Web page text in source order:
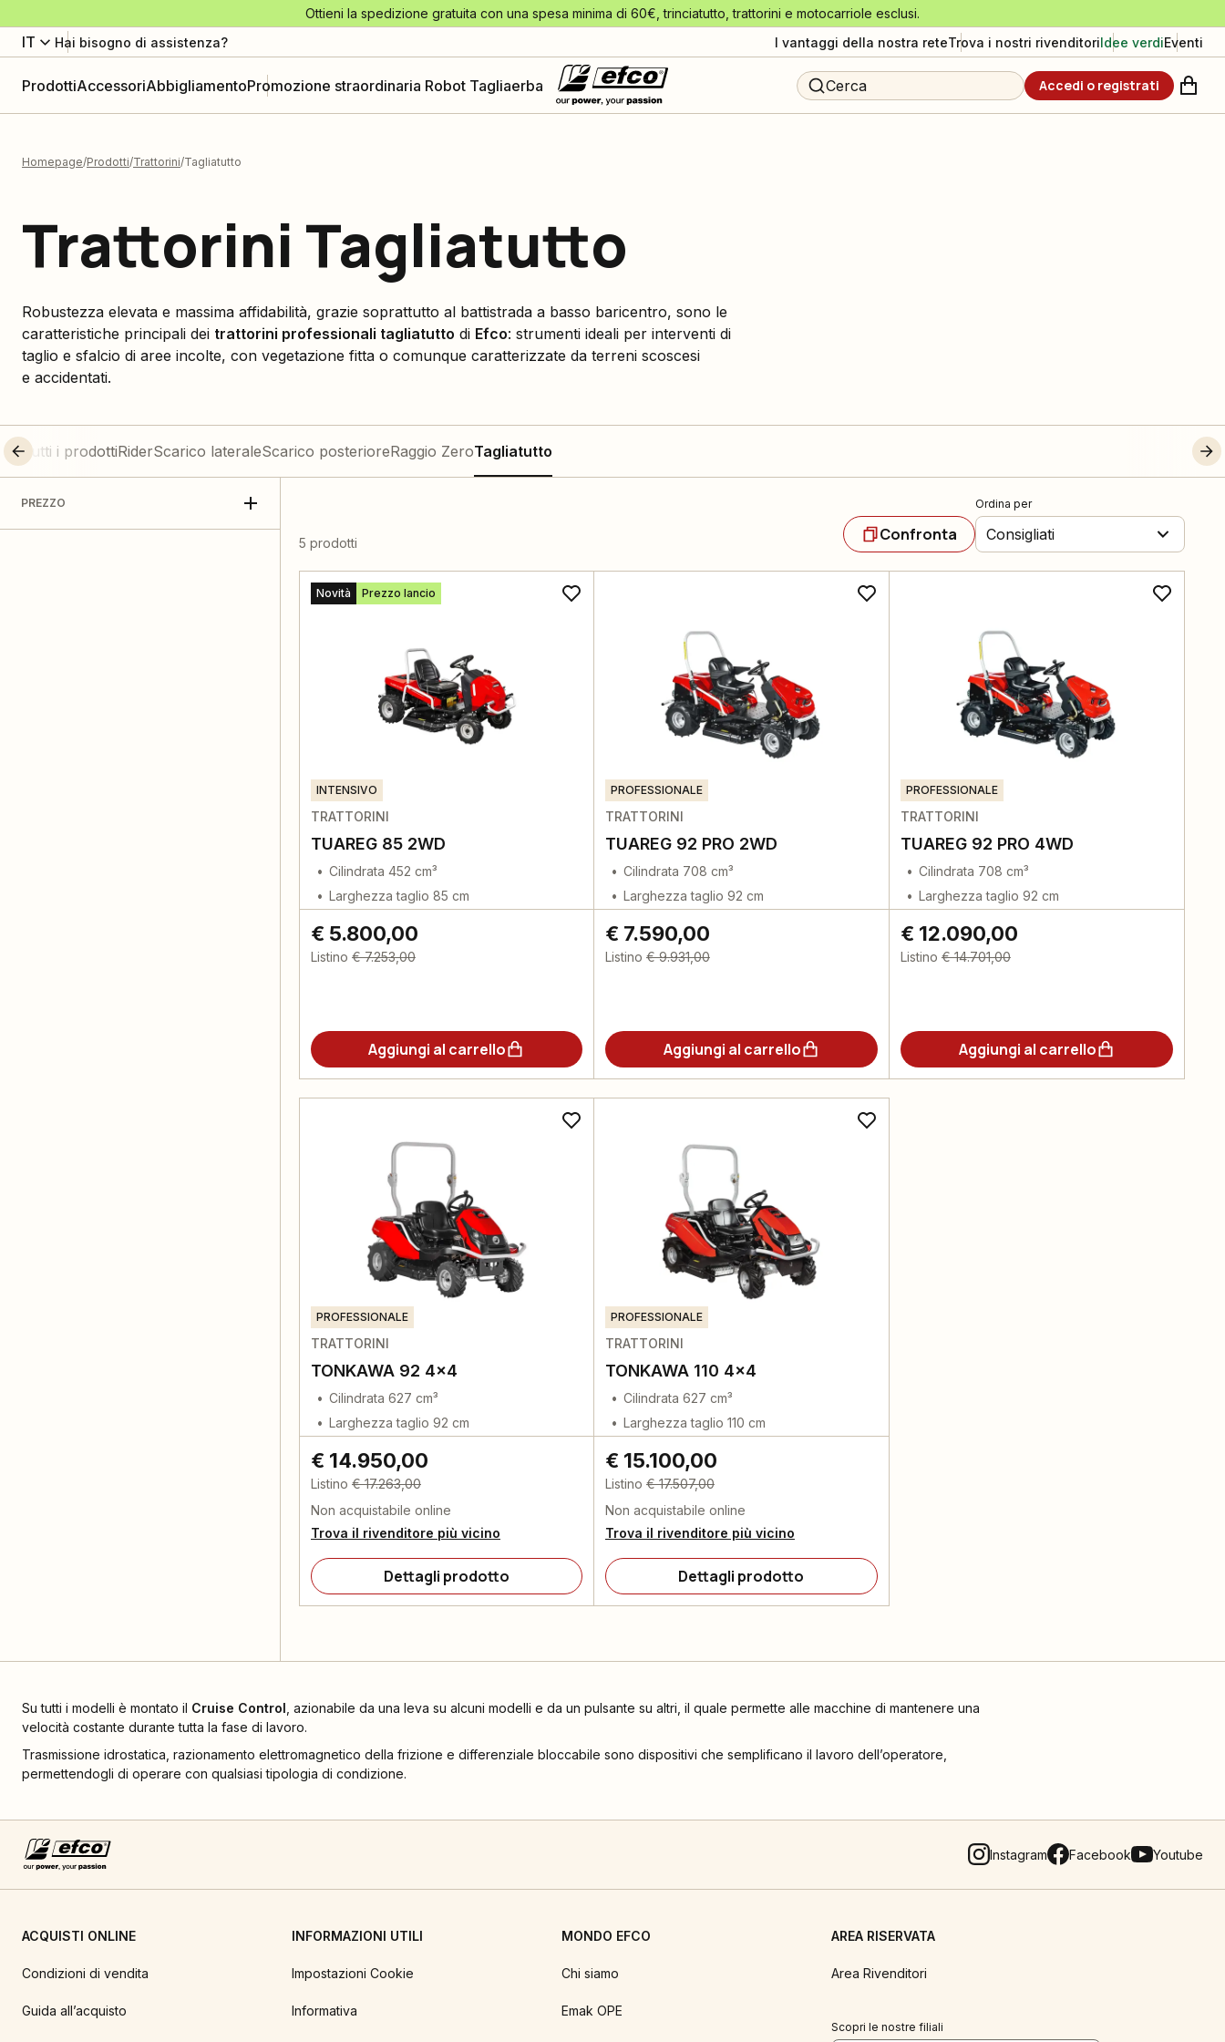
Ottieni la spedizione gratuita con una spesa minima di 60€, trinciatutto, trattorini e motocarriole esclusi.
IT Hai bisogno di assistenza? I vantaggi della nostra reteTrova i nostri rivenditoriIdee verdiEventi
ProdottiAccessoriAbbigliamentoPromozione straordinaria Robot Tagliaerba Cerca Accedi o registrati
Homepage Prodotti Trattorini Tagliatutto
Trattorini Tagliatutto
Robustezza elevata e massima affidabilità, grazie soprattutto al battistrada a basso baricentro, sono le
caratteristiche principali dei trattorini professionali tagliatutto di Efco: strumenti ideali per interventi di
taglio e sfalcio di aree incolte, con vegetazione fitta o comunque caratterizzate da terreni scoscesi
e accidentati.
Tutti i prodottiRiderScarico lateraleScarico posterioreRaggio ZeroTagliatutto
PREZZO
5 prodotti Confronta
Ordina per
Consigliati
Novità Prezzo lancio
INTENSIVO
TRATTORINI
TUAREG 85 2WD
Cilindrata 452 cm³
Larghezza taglio 85 cm
€ 5.800,00
Listino € 7.253,00
Aggiungi al carrello
PROFESSIONALE
TRATTORINI
TUAREG 92 PRO 2WD
Cilindrata 708 cm³
Larghezza taglio 92 cm
€ 7.590,00
Listino € 9.931,00
Aggiungi al carrello
PROFESSIONALE
TRATTORINI
TUAREG 92 PRO 4WD
Cilindrata 708 cm³
Larghezza taglio 92 cm
€ 12.090,00
Listino € 14.701,00
Aggiungi al carrello
PROFESSIONALE
TRATTORINI
TONKAWA 92 4x4
Cilindrata 627 cm³
Larghezza taglio 92 cm
€ 14.950,00
Listino € 17.263,00
Non acquistabile online
Trova il rivenditore più vicino
Dettagli prodotto
PROFESSIONALE
TRATTORINI
TONKAWA 110 4x4
Cilindrata 627 cm³
Larghezza taglio 110 cm
€ 15.100,00
Listino € 17.507,00
Non acquistabile online
Trova il rivenditore più vicino
Dettagli prodotto
Su tutti i modelli è montato il Cruise Control , azionabile da una leva su alcuni modelli e da un pulsante su altri, il quale permette alle macchine di mantenere una
velocità costante durante tutta la fase di lavoro.
Trasmissione idrostatica, razionamento elettromagnetico della frizione e differenziale bloccabile sono dispositivi che semplificano il lavoro dell’operatore,
permettendogli di operare con qualsiasi tipologia di condizione.
Instagram Facebook Youtube
ACQUISTI ONLINE
Condizioni di vendita
Guida all’acquisto
INFORMAZIONI UTILI
Impostazioni Cookie
Informativa
MONDO EFCO
Chi siamo
Emak OPE
AREA RISERVATA
Area Rivenditori
Scopri le nostre filiali